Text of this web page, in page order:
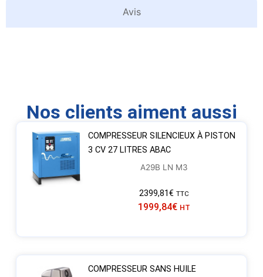
Avis
Nos clients aiment aussi
COMPRESSEUR SILENCIEUX À PISTON
3 CV 27 LITRES ABAC
A29B LN M3
2399,81€ TTC
1999,84€ HT
COMPRESSEUR SANS HUILE